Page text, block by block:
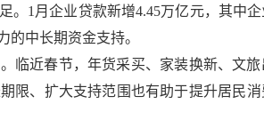
。1月企业贷款新增4.45万亿元，其中
的中长期资金支持。
临近春节，年货采买、家装换新、文
限、扩大支持范围也有助于提升居民